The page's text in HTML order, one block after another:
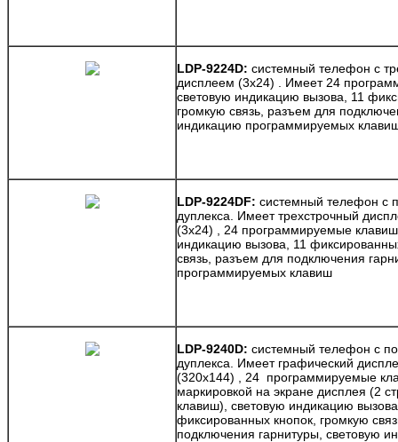
LDP-9224D: системный телефон с
дисплеем (3х24) . Имеет 24
световую индикацию вызова, 11
громкую связь, разъем для
индикацию программируемых
LDP-9224DF: системный телефон с
дуплекса. Имеет трехстрочный
(3х24) , 24 программируемые
индикацию вызова, 11
связь, разъем для подключения
программируемых клавиш
LDP-9240D: системный телефон с
дуплекса. Имеет графический
(320х144) , 24 программируемые
маркировкой на экране дисплея (2
клавиш), световую индикацию
фиксированных кнопок, громкую
подключения гарнитуры, световую